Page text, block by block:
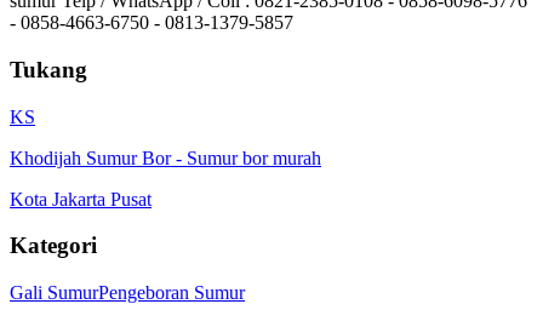
- 0858-4663-6750 - 0813-1379-5857
Tukang
KS
Khodijah Sumur Bor- Sumur bor murah
Kota Jakarta Pusat
Kategori
Gali SumurPengeboran Sumur